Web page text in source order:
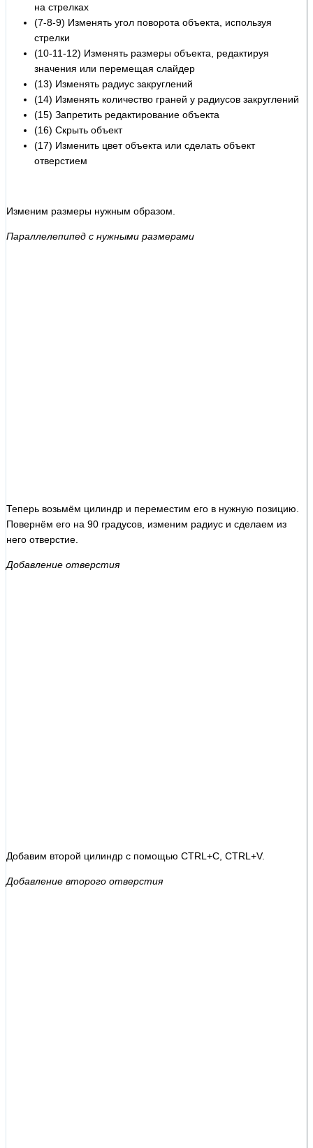
на стрелках
(7-8-9) Изменять угол поворота объекта, используя
стрелки
(10-11-12) Изменять размеры объекта, редактируя
значения или перемещая слайдер
(13) Изменять радиус закруглений
(14) Изменять количество граней у радиусов закруглений
(15) Запретить редактирование объекта
(16) Скрыть объект
(17) Изменить цвет объекта или сделать объект
отверстием
Изменим размеры нужным образом.
Параллелепипед с нужными размерами
Теперь возьмём цилиндр и переместим его в нужную позицию.
Повернём его на 90 градусов, изменим радиус и сделаем из
него отверстие.
Добавление отверстия
Добавим второй цилиндр с помощью CTRL+C, CTRL+V.
Добавление второго отверстия